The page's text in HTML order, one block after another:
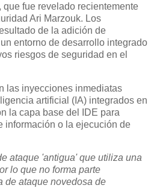
que fue revelado recientemente
Ari Marzouk. Los
de la adición de
entorno de desarrollo integrado
riesgos de seguridad en el
las inyecciones inmediatas
artificial (IA) integrados en
la capa base del IDE para
información o la ejecución de
ataque 'antigua' que utiliza una
lo que no forma parte
de ataque novedosa de